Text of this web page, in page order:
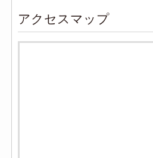
アクセスマップ